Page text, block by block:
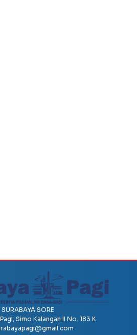
SURABAYA SORE
Simo Kalangan II No. 183 K